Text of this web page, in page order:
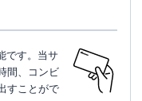
です。当サ
間、コンビ
すことがで